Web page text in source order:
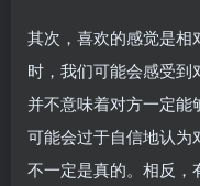
其次，喜欢的感觉是相
时，我们可能会感受
并不意味着对方一定能
可能会过于自信地认为
不一定是真的。相反，